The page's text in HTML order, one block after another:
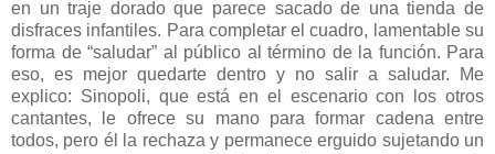
en un traje dorado que parece sacado de una tienda de
disfraces infantiles. Para completar el cuadro, lamentable su
forma de “saludar” al público al término de la función. Para
eso, es mejor quedarte dentro y no salir a saludar. Me
explico: Sinopoli, que está en el escenario con los otros
cantantes, le ofrece su mano para formar cadena entre
todos, pero él la rechaza y permanece erguido sujetando un